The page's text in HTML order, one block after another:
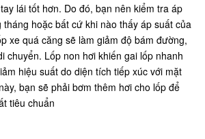
lái tốt hơn. Do đó, bạn nên kiểm tra áp
hoặc bất cứ khi nào thấy áp suất của
xe quá căng sẽ làm giảm độ bám đường,
chuyển. Lốp non hơi khiến gai lốp nhanh
hiệu suất do diện tích tiếp xúc với mặt
bạn sẽ phải bơm thêm hơi cho lốp để
tiêu chuẩn